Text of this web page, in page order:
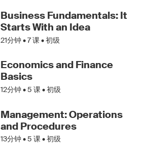
Business Fundamentals: It
Starts With an Idea
21分钟 •7课 • 初级
Economics and Finance
Basics
12分钟 •5 课 • 初级
Management: Operations
and Procedures
13分钟 •5 课 • 初级